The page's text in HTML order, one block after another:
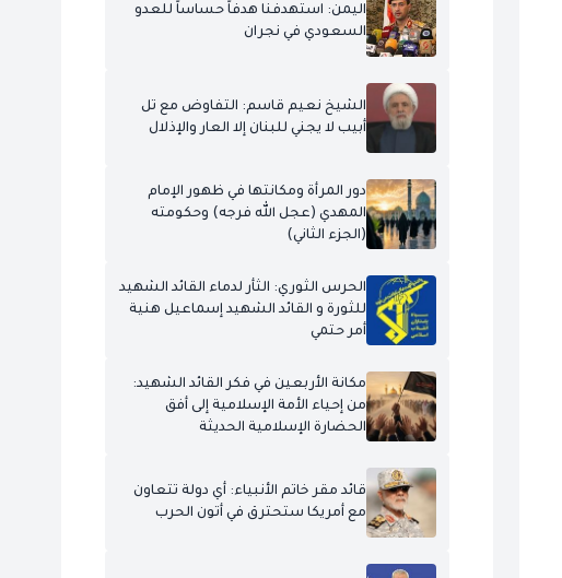
اليمن: استهدفنا هدفاً حساساً للعدو
السعودي في نجران
الشيخ نعيم قاسم: التفاوض مع تل
أبيب لا يجني للبنان إلا العار والإذلال
دور المرأة ومكانتها في ظهور الإمام
المهدي (عجل الله فرجه) وحكومته
(الجزء الثاني)
الحرس الثوري: الثأر لدماء القائد الشهيد
للثورة و القائد الشهيد إسماعيل هنية
أمر حتمي
مكانة الأربعين في فكر القائد الشهيد:
من إحياء الأمة الإسلامية إلى أفق
الحضارة الإسلامية الحديثة
قائد مقر خاتم الأنبياء: أي دولة تتعاون
مع أمريكا ستحترق في أتون الحرب